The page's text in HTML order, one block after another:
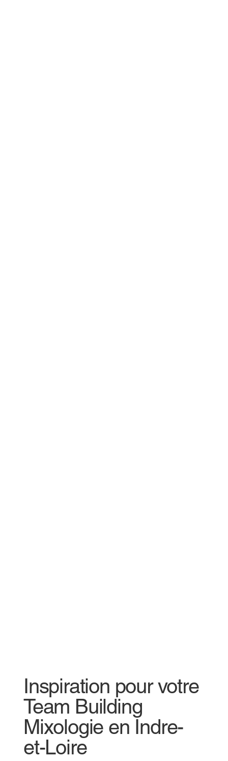
Inspiration pour votre
Team Building
Mixologie en Indre-
et-Loire